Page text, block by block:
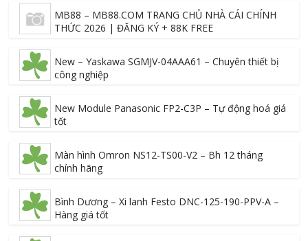
MB88 – MB88.COM TRANG CHỦ NHÀ CÁI CHÍNH
THỨC 2026 | ĐĂNG KÝ + 88K FREE
New – Yaskawa SGMJV-04AAA61 – Chuyên thiết bị
công nghiệp
New Module Panasonic FP2-C3P – Tự động hoá giá
tốt
Màn hình Omron NS12-TS00-V2 – Bh 12 tháng
chính hãng
Bình Dương – Xi lanh Festo DNC-125-190-PPV-A –
Hàng giá tốt